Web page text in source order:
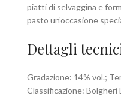
piatti di selvaggina e
pasto un’occasione
Dettagli
Gradazione: 14% vol.;
Classificazione: Bolgheri